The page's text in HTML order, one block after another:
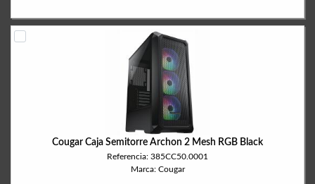
Cougar Caja Semitorre Archon 2 Mesh RGB Black
Referencia: 385CC50.0001
Marca: Cougar